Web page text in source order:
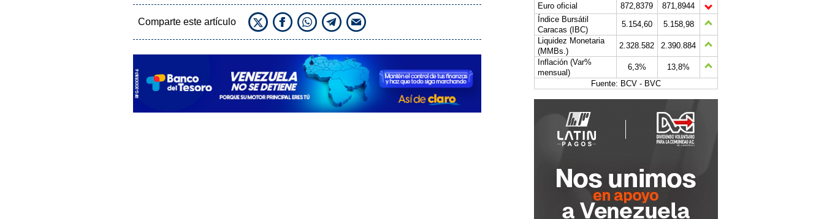
Comparte este artículo
Euro oficial
872,8379
871,8944
Índice Bursátil
Caracas (IBC)
5.154,60
5.158,98
Liquidez Monetaria
(MMBs.)
2.328.582
2.390.884
Inflación (Var%
mensual)
6,3%
13,8%
Fuente: BCV - BVC